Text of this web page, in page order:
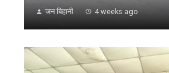
जन बिहानी 4 weeks ago